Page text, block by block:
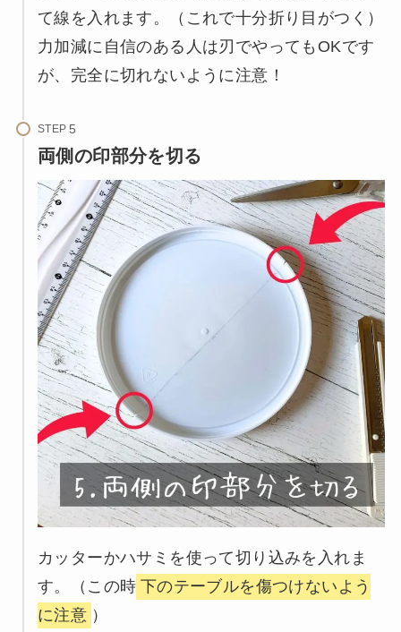
て線を入れます。（これで十分折り目がつく）
力加減に自信のある人は刃でやってもOKです
が、完全に切れないように注意！
STEP
両側の印部分を切る
カッターかハサミを使って切り込みを入れま
す。（この時 下のテーブルを傷つけないよう
に注意 ）